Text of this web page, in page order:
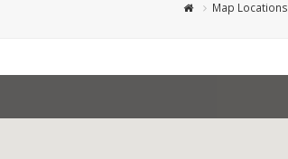
Map Locations